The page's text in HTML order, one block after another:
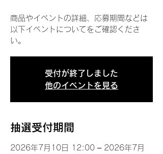
商品やイベントの詳細、応募期間などは
以下イベントについてをご確認くださ
い。
受付が終了しました
他のイベントを見る
抽選受付期間
2026年7月10日 12:00 – 2026年7月